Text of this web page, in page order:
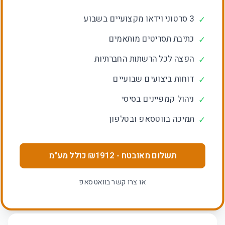
✓ 3 סרטוני וידאו מקצועיים בשבוע
✓ כתיבת תסריטים מותאמים
✓ הפצה לכל הרשתות החברתיות
✓ דוחות ביצועים שבועיים
✓ ניהול קמפיינים בסיסי
✓ תמיכה בווטסאפ ובטלפון
תשלום מאובטח - ₪
1912 כולל מע"מ
או צרו קשר בוואטסאפ